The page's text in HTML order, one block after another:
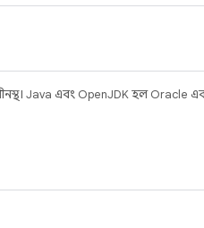
Java এবং OpenJDK হল Oracle